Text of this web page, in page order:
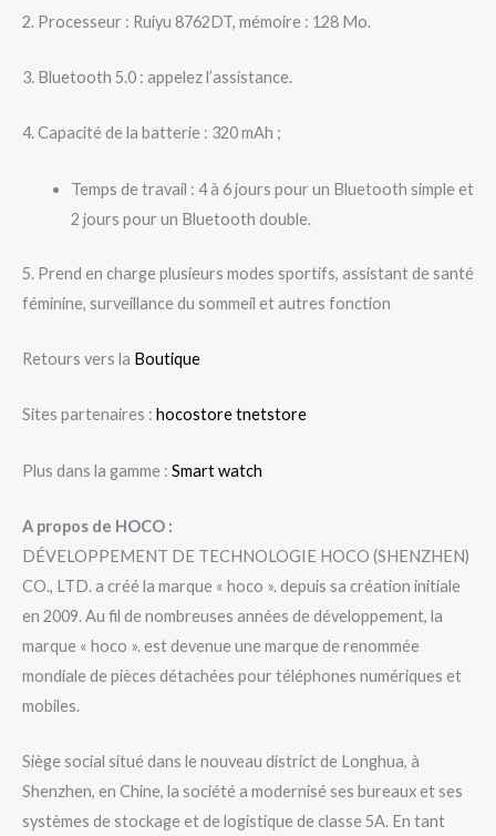
2. Processeur : Ruiyu 8762DT, mémoire : 128 Mo.
3. Bluetooth 5.0 : appelez l’assistance.
4. Capacité de la batterie : 320 mAh ;
Temps de travail : 4 à 6 jours pour un Bluetooth simple et
2 jours pour un Bluetooth double.
5. Prend en charge plusieurs modes sportifs, assistant de santé
féminine, surveillance du sommeil et autres fonction
Retours vers la Boutique
Sites partenaires : hocostoretnetstore
Plus dans la gamme : Smart watch
A propos de HOCO :
DÉVELOPPEMENT DE TECHNOLOGIE HOCO (SHENZHEN)
CO., LTD. a créé la marque « hoco ». depuis sa création initiale
en 2009. Au fil de nombreuses années de développement, la
marque « hoco ». est devenue une marque de renommée
mondiale de pièces détachées pour téléphones numériques et
mobiles.
Siège social situé dans le nouveau district de Longhua, à
Shenzhen, en Chine, la société a modernisé ses bureaux et ses
systèmes de stockage et de logistique de classe 5A. En tant